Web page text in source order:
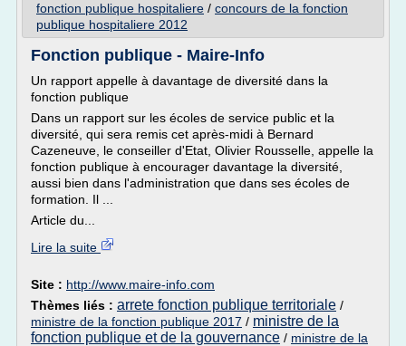
fonction publique hospitaliere / concours de la fonction
publique hospitaliere 2012
Fonction publique - Maire-Info
Un rapport appelle à davantage de diversité dans la
fonction publique
Dans un rapport sur les écoles de service public et la
diversité, qui sera remis cet après-midi à Bernard
Cazeneuve, le conseiller d'Etat, Olivier Rousselle, appelle la
fonction publique à encourager davantage la diversité,
aussi bien dans l'administration que dans ses écoles de
formation. Il ...
Article du...
Lire la suite
Site : http://www.maire-info.com
Thèmes liés : arrete fonction publique territoriale /
ministre de la fonction publique 2017 / ministre de la
fonction publique et de la gouvernance / ministre de la